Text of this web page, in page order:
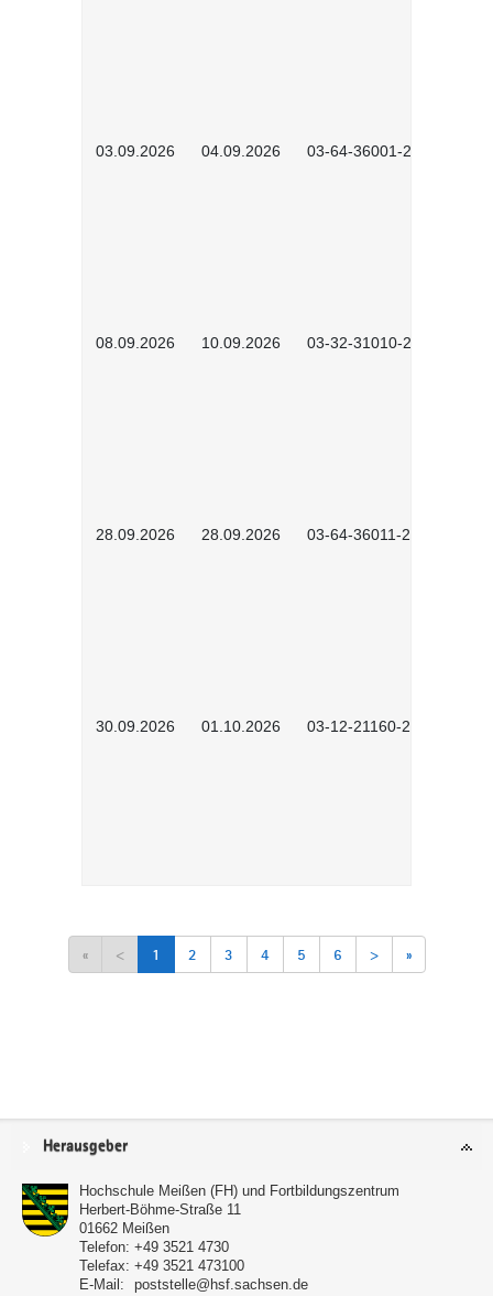
03.09.2026 04.09.2026 03-64-36001-2602
08.09.2026 10.09.2026 03-32-31010-2606
28.09.2026 28.09.2026 03-64-36011-2603
30.09.2026 01.10.2026 03-12-21160-2601
« < 1 2 3 4 5 6 > »
Service
Herausgeber
Hochschule Meißen (FH) und Fortbildungszentrum
Herbert-Böhme-Straße 11
01662 Meißen
Telefon: +49 3521 4730
Telefax: +49 3521 473100
E-Mail:
poststelle@hsf.sachsen.de